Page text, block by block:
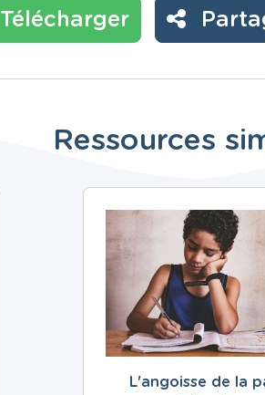
Télécharger
Ressources
L'angoisse de la